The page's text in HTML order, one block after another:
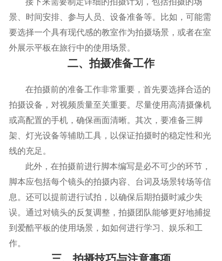
景、时间安排、参与人员、设备准备等。比如，可能需
要选择一个具有现代感的教室作为拍摄场景，或者在室
外展示平板在旅行中的使用场景。
二、拍摄准备工作
在拍摄前的准备工作非常重要，首先要选择合适的
拍摄设备，对视频质量至关重要。尽量使用高清摄像机
或高配置的手机，确保画面清晰。其次，要准备三脚
架、灯光设备等辅助工具，以保证拍摄时的稳定性和光
线的充足。
此外，在拍摄前进行脚本编写是必不可少的环节，
脚本应包括每个镜头的拍摄内容、台词及场景转场等信
息。还可以提前进行试拍，以确保后期拍摄时减少失
误。通过对镜头的反复调整，拍摄团队能够更好地捕捉
到爱酷平板的使用场景，如如何进行学习、娱乐和工
作。